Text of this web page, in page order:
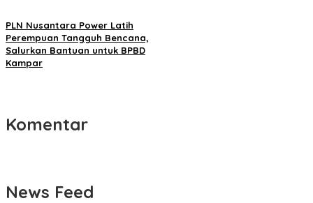
PLN Nusantara Power Latih
Perempuan Tangguh Bencana,
Salurkan Bantuan untuk BPBD
Kampar
Komentar
News Feed